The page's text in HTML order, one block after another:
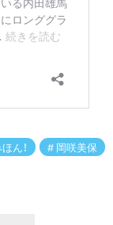
ん！ 岡咲美保